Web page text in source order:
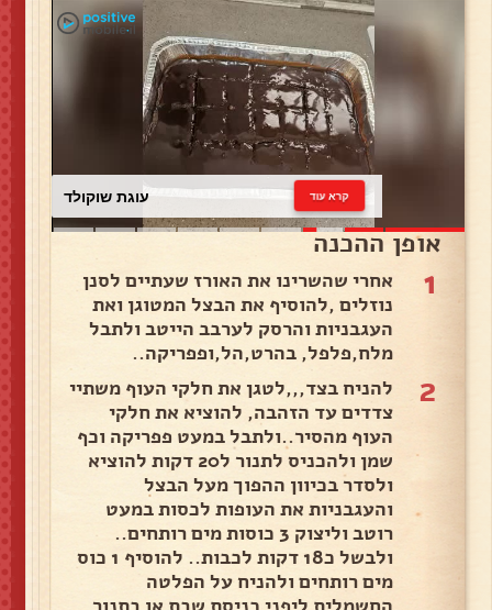
עוגת שוקולד קרא עוד
אופן ההכנה
1
אחרי שהשרינו את האורז שעתיים לסנן
נוזלים ,להוסיף את הבצל המטוגן ואת
העגבניות והרסק לערבב הייטב ולתבל
מלח,פלפל, בהרט,הל,ופפריקה..
2
להניח בצד,,,לטגן את חלקי העוף משתיי
צדדים עד הזהבה, להוציא את חלקי
העוף מהסיר..ולתבל במעט פפריקה וכף
שמן ולהכניס לתנור ל20 דקות להוציא
ולסדר בכיוון ההפוך מעל הבצל
והעגבניות את העופות לכסות במעט
רוטב וליצוק 3 כוסות מים רותחים..
ולבשל כ18 דקות לכבות.. להוסיף 1 כוס
מים רותחים ולהניח על הפלטה